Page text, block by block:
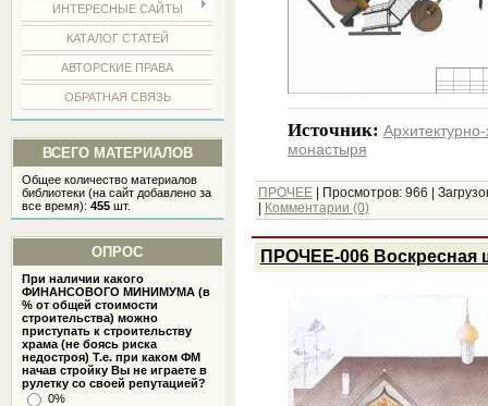
ИНТЕРЕСНЫЕ САЙТЫ
КАТАЛОГ СТАТЕЙ
АВТОРСКИЕ ПРАВА
ОБРАТНАЯ СВЯЗЬ
ВСЕГО МАТЕРИАЛОВ
Общее количество материалов
библиотеки (на сайт добавлено за
все время):455 шт.
ОПРОС
При наличии какого
ФИНАНСОВОГО МИНИМУМА (в
% от общей стоимости
строительства) можно
приступать к строительству
храма (не боясь риска
недостроя) Т.е. при каком ФМ
начав стройку Вы не играете в
рулетку со своей репутацией?
0%
Источник:
монастыря
ПРОЧЕЕ| Просмотров: 966 |
| Комментарии (0)
ПРОЧЕЕ-006 Воскресная